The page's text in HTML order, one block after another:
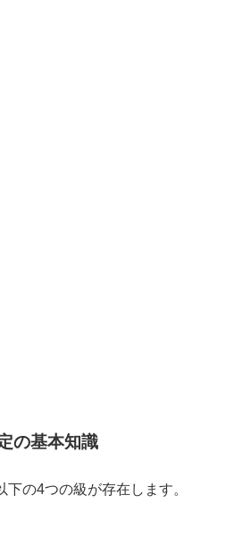
の基本知識
下の4つの級が存在します。